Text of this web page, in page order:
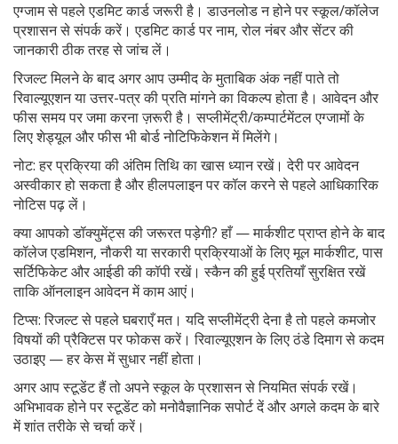
एग्जाम से पहले एडमिट कार्ड जरूरी है। डाउनलोड न होने पर स्कूल/कॉलेज
प्रशासन से संपर्क करें। एडमिट कार्ड पर नाम, रोल नंबर और सेंटर की
जानकारी ठीक तरह से जांच लें।
रिजल्ट मिलने के बाद अगर आप उम्मीद के मुताबिक अंक नहीं पाते तो
रिवाल्यूएशन या उत्तर-पत्र की प्रति मांगने का विकल्प होता है। आवेदन और
फीस समय पर जमा करना ज़रूरी है। सप्लीमेंट्री/कम्पार्टमेंटल एग्जामों के
लिए शेड्यूल और फीस भी बोर्ड नोटिफिकेशन में मिलेंगे।
नोट: हर प्रक्रिया की अंतिम तिथि का खास ध्यान रखें। देरी पर आवेदन
अस्वीकार हो सकता है और हीलपलाइन पर कॉल करने से पहले आधिकारिक
नोटिस पढ़ लें।
क्या आपको डॉक्युमेंट्स की जरूरत पड़ेगी? हाँ — मार्कशीट प्राप्त होने के बाद
कॉलेज एडमिशन, नौकरी या सरकारी प्रक्रियाओं के लिए मूल मार्कशीट, पास
सर्टिफिकेट और आईडी की कॉपी रखें। स्कैन की हुई प्रतियाँ सुरक्षित रखें
ताकि ऑनलाइन आवेदन में काम आएं।
टिप्स: रिजल्ट से पहले घबराएँ मत। यदि सप्लीमेंट्री देना है तो पहले कमजोर
विषयों की प्रैक्टिस पर फोकस करें। रिवाल्यूएशन के लिए ठंडे दिमाग से कदम
उठाइए — हर केस में सुधार नहीं होता।
अगर आप स्टूडेंट हैं तो अपने स्कूल के प्रशासन से नियमित संपर्क रखें।
अभिभावक होने पर स्टूडेंट को मनोवैज्ञानिक सपोर्ट दें और अगले कदम के बारे
में शांत तरीके से चर्चा करें।